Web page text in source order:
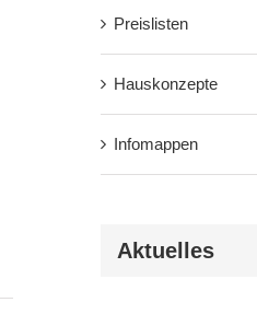
Preislisten
Hauskonzepte
Infomappen
Aktuelles